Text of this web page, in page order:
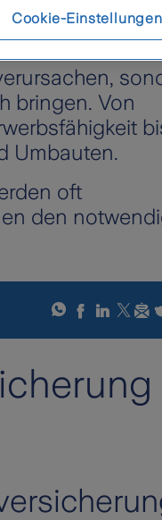
nach einem
bringen. Von
Umbauten.
oft
den
Cookie-Einstellungen